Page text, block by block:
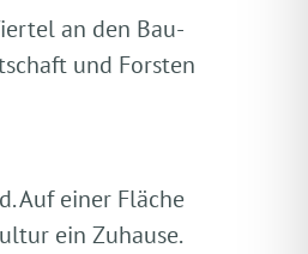
an den Bau-
und Forsten
Auf einer Fläche
ein Zuhause.